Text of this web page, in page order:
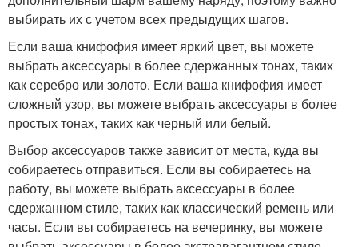
выбирать их с учетом всех предыдущих шагов.
Если ваша книфофия имеет яркий цвет, вы можете
выбрать аксессуары в более сдержанных тонах, таких
как серебро или золото. Если ваша книфофия имеет
сложный узор, вы можете выбрать аксессуары в более
простых тонах, таких как черный или белый.
Выбор аксессуаров также зависит от места, куда вы
собираетесь отправиться. Если вы собираетесь на
работу, вы можете выбрать аксессуары в более
сдержанном стиле, таких как классический ремень или
часы. Если вы собираетесь на вечеринку, вы можете